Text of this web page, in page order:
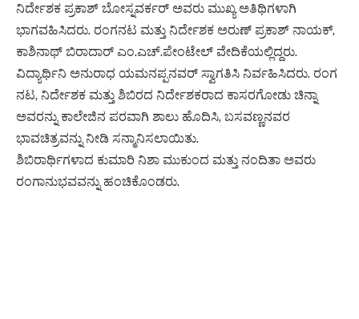
ನಿರ್ದೇಶಕ ಪ್ರಕಾಶ್ ಬೋಸ್ನವರ್ಕರ್ ಅವರು ಮುಖ್ಯ ಅತಿಥಿಗಳಾಗಿ
ಭಾಗವಹಿಸಿದರು. ರಂಗನಟ ಮತ್ತು ನಿರ್ದೇಶಕ ಅರುಣ್ ಪ್ರಕಾಶ್ ನಾಯಕ್,
ಕಾಶಿನಾಥ್ ಬಿರಾದಾರ್ ಎಂ.ಎಚ್.ಪೇಂಟೇಲ್ ವೇದಿಕೆಯಲ್ಲಿದ್ದರು.
ವಿದ್ಯಾರ್ಥಿನಿ ಅನುರಾಧ ಯಮನಪ್ಪನವರ್ ಸ್ವಾಗತಿಸಿ ನಿರ್ವಹಿಸಿದರು. ರಂಗ
ನಟ, ನಿರ್ದೇಶಕ ಮತ್ತು ಶಿಬಿರದ ನಿರ್ದೇಶಕರಾದ ಕಾಸರಗೋಡು ಚಿನ್ನಾ
ಅವರನ್ನು ಕಾಲೇಜಿನ ಪರವಾಗಿ ಶಾಲು ಹೊದಿಸಿ, ಬಸವಣ್ಣನವರ
ಭಾವಚಿತ್ರವನ್ನು ನೀಡಿ ಸನ್ಮಾನಿಸಲಾಯಿತು.
ಶಿಬಿರಾರ್ಥಿಗಳಾದ ಕುಮಾರಿ ನಿಶಾ ಮುಕುಂದ ಮತ್ತು ನಂದಿತಾ ಅವರು
ರಂಗಾನುಭವವನ್ನು ಹಂಚಿಕೊಂಡರು.